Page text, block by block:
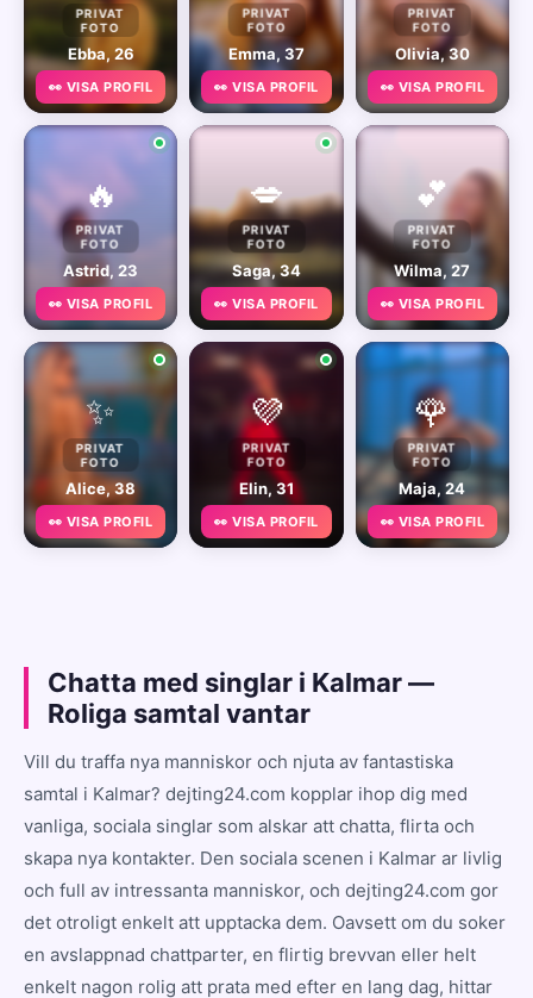
PRIVAT
FOTO
Ebba, 26
👀 VISA PROFIL
PRIVAT
FOTO
Emma, 37
👀 VISA PROFIL
PRIVAT
FOTO
Olivia, 30
👀 VISA PROFIL
🔥
PRIVAT
FOTO
Astrid, 23
👀 VISA PROFIL
💋
PRIVAT
FOTO
Saga, 34
👀 VISA PROFIL
💕
PRIVAT
FOTO
Wilma, 27
👀 VISA PROFIL
✨
PRIVAT
FOTO
Alice, 38
👀 VISA PROFIL
💜
PRIVAT
FOTO
Elin, 31
👀 VISA PROFIL
🌹
PRIVAT
FOTO
Maja, 24
👀 VISA PROFIL
Chatta med singlar i Kalmar —
Roliga samtal vantar
Vill du traffa nya manniskor och njuta av fantastiska
samtal i Kalmar? dejting24.com kopplar ihop dig med
vanliga, sociala singlar som alskar att chatta, flirta och
skapa nya kontakter. Den sociala scenen i Kalmar ar livlig
och full av intressanta manniskor, och dejting24.com gor
det otroligt enkelt att upptacka dem. Oavsett om du soker
en avslappnad chattparter, en flirtig brevvan eller helt
enkelt nagon rolig att prata med efter en lang dag, hittar